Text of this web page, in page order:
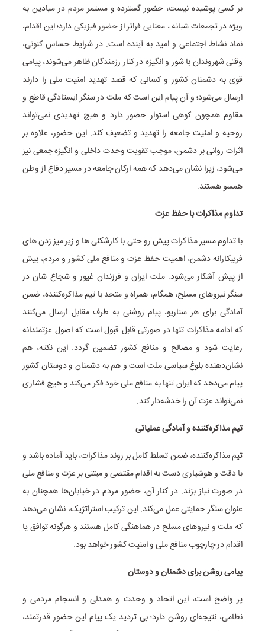
بر کسی پوشیده نیست، حضور گسترده و مستمر مردم در میادین به
ویژه در تجمعات شبانه ، معنایی فراتر از حضور فیزیکی دارد؛ این اقدام،
نماد نشاط اجتماعی و امید به آینده است. در شرایط حساس کنونی،
وقتی شهروندان با شور و انگیزه در کنار رزمندگان ظاهر می‌شوند، پیامی
قوی به دشمنان کشور و کسانی که قصد تهدید امنیت ملی را دارند
ارسال می‌شود؛ و آن پیام این است که ملت در سنگر ایستادگی قاطع و
مقاوم همچون کوهی استوار حضور دارد و هیچ تهدیدی نمی‌تواند
روحیه و امنیت جامعه را تهدید و تضعیف کند. این حضور، علاوه بر
اثرات روانی بر دشمن، موجب تقویت وحدت داخلی و انگیزه جمعی نیز
می‌شود، زیرا نشان می‌دهد که همه ارکان جامعه در مسیر دفاع از وطن
همسو هستند.
تداوم مذاکرات با حفظ عزت
با تداوم مسیر مذاکرات پیش رو حتی با کارشکنی ها و زیر میز زدن های
فریبکارانه دشمن، اهمیت حفظ عزت و منافع ملی کشور و مردم، بیش
از پیش آشکار می‌شود. ملت ایران و فرزندان غیور و شجاع شان در
سنگر نیروهای مسلح، همگام، همراه و متحد با تیم مذاکره‌کننده، ضمن
آمادگی برای هر سناریو، پیام روشنی به طرف مقابل ارسال می‌کنند
که ادامه مذاکرات تنها در صورتی قابل قبول است که اصول عزتمندانه
رعایت شود و مصالح و منافع کشور تضمین گردد. این نکته، هم
نشان‌دهنده بلوغ سیاسی ملت است و هم به دشمنان و دوستان کشور
پیام می‌دهد که ایران تنها به منافع ملی خود فکر می‌کند و هیچ فشاری
نمی‌تواند عزت آن را خدشه‌دار کند.
تیم مذاکره‌کننده و آمادگی عملیاتی
تیم مذاکره‌کننده، ضمن تسلط کامل بر روند مذاکرات، باید آماده باشد و
با دقت و هوشیاری دست به اقدام مقتضی و مبتنی بر عزت و منافع ملی
در صورت نیاز بزند. در کنار آن، حضور مردم در خیابان‌ها همچنان به
عنوان سنگر حمایتی عمل می‌کند. این ترکیب استراتژیک، نشان می‌دهد
که ملت و نیروهای مسلح در هماهنگی کامل هستند و هرگونه توافق یا
اقدام در چارچوب منافع ملی و امنیت کشور خواهد بود.
پیامی روشن برای دشمنان و دوستان
پر واضح است، این اتحاد و وحدت و همدلی و انسجام مردمی و
نظامی، نتیجه‌ای روشن دارد؛ بی تردید یک پیام این حضور قدرتمند،